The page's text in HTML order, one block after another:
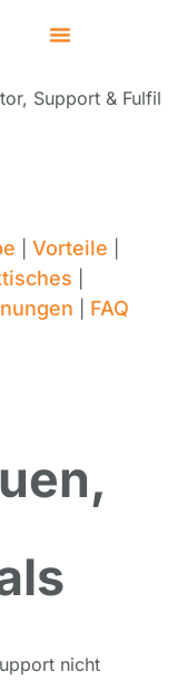
Support & Fulfil
Vorteile
FAQ
nicht